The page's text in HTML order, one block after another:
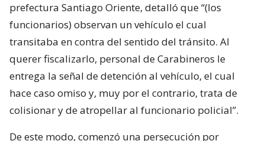
prefectura Santiago Oriente, detalló que “(los
funcionarios) observan un vehículo el cual
transitaba en contra del sentido del tránsito. Al
querer fiscalizarlo, personal de Carabineros le
entrega la señal de detención al vehículo, el cual
hace caso omiso y, muy por el contrario, trata de
colisionar y de atropellar al funcionario policial”.
De este modo, comenzó una persecución por